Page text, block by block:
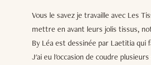
Vous le savez je travaille avec Les
mettre en avant leurs jolis tissus,
By Léa est dessinée par Laetitia qui
J'ai eu l'occasion de coudre